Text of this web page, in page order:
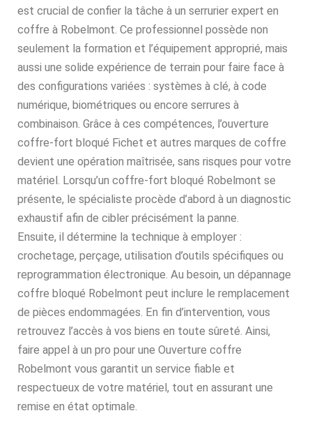
est crucial de confier la tâche à un serrurier expert en
coffre à Robelmont. Ce professionnel possède non
seulement la formation et l’équipement approprié, mais
aussi une solide expérience de terrain pour faire face à
des configurations variées : systèmes à clé, à code
numérique, biométriques ou encore serrures à
combinaison. Grâce à ces compétences, l’ouverture
coffre-fort bloqué Fichet et autres marques de coffre
devient une opération maîtrisée, sans risques pour votre
matériel. Lorsqu’un coffre-fort bloqué Robelmont se
présente, le spécialiste procède d’abord à un diagnostic
exhaustif afin de cibler précisément la panne.
Ensuite, il détermine la technique à employer :
crochetage, perçage, utilisation d’outils spécifiques ou
reprogrammation électronique. Au besoin, un dépannage
coffre bloqué Robelmont peut inclure le remplacement
de pièces endommagées. En fin d’intervention, vous
retrouvez l’accès à vos biens en toute sûreté. Ainsi,
faire appel à un pro pour une Ouverture coffre
Robelmont vous garantit un service fiable et
respectueux de votre matériel, tout en assurant une
remise en état optimale.